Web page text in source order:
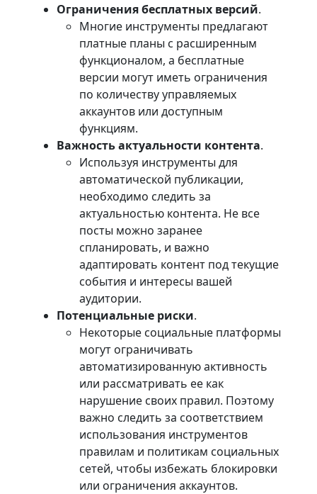
Ограничения бесплатных версий.
Многие инструменты предлагают
платные планы с расширенным
функционалом, а бесплатные
версии могут иметь ограничения
по количеству управляемых
аккаунтов или доступным
функциям.
Важность актуальности контента.
Используя инструменты для
автоматической публикации,
необходимо следить за
актуальностью контента. Не все
посты можно заранее
спланировать, и важно
адаптировать контент под текущие
события и интересы вашей
аудитории.
Потенциальные риски.
Некоторые социальные платформы
могут ограничивать
автоматизированную активность
или рассматривать ее как
нарушение своих правил. Поэтому
важно следить за соответствием
использования инструментов
правилам и политикам социальных
сетей, чтобы избежать блокировки
или ограничения аккаунтов.